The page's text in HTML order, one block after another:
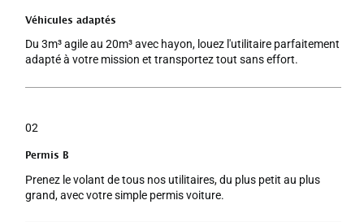
Véhicules adaptés
Du 3m³ agile au 20m³ avec hayon, louez l'utilitaire parfaitement
adapté à votre mission et transportez tout sans effort.
02
Permis B
Prenez le volant de tous nos utilitaires, du plus petit au plus
grand, avec votre simple permis voiture.